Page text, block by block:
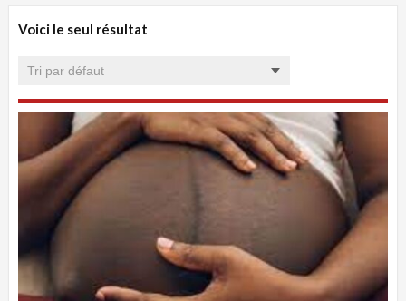
Voici le seul résultat